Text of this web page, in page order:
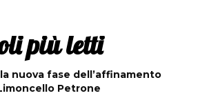
più letti
nuova fase dell’affinamento
Petrone